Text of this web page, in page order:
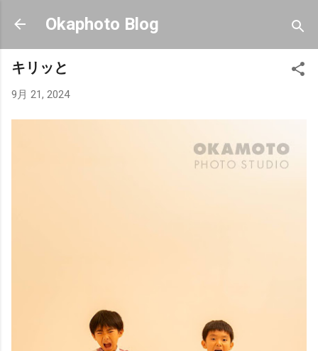
スキップしてメイン コンテンツに移動
Okaphoto Blog
キリッと
9月 21, 2024